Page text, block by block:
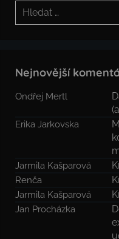
Hledat:
Nejnovější
Ondřej Mertl
Erika Jarkovska
Jarmila Kašparová
Renča
Jarmila Kašparová
Jan Procházka